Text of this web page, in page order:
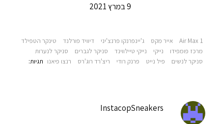
9 במרץ 2021
Air Max 1 אייר מקס ג'יינפרנקו פרנצ'יני דיוויד פורלנד
טינקר הטפילד
מרכז פומפידו
נייקי נייקי טיילווינד סניקר לגברים
סניקר לנערות
סניקר לנשים
פיל נייט פרנק רודי ריצ'רד רוג'רס רנצו פיאנו תגיות‫:
InstacopSneakers